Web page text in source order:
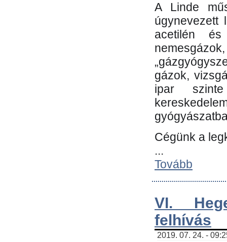
A Linde
úgynevezett
acetilén és
gázok,
ipar
Cégünk a
...
Tovább
VI.
felhívás
2019. 07. 24. -